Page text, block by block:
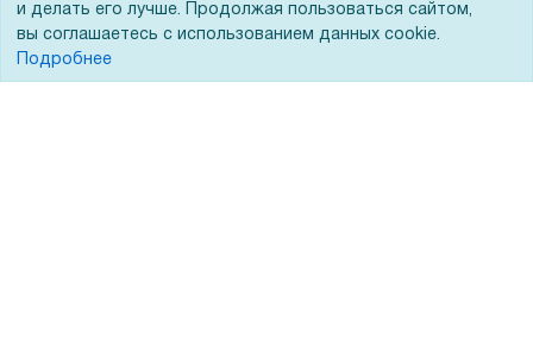
Бренды
ЭДО
и делать его лучше. Продолжая пользоваться сайтом,
вы соглашаетесь с использованием данных cookie.
Подробнее